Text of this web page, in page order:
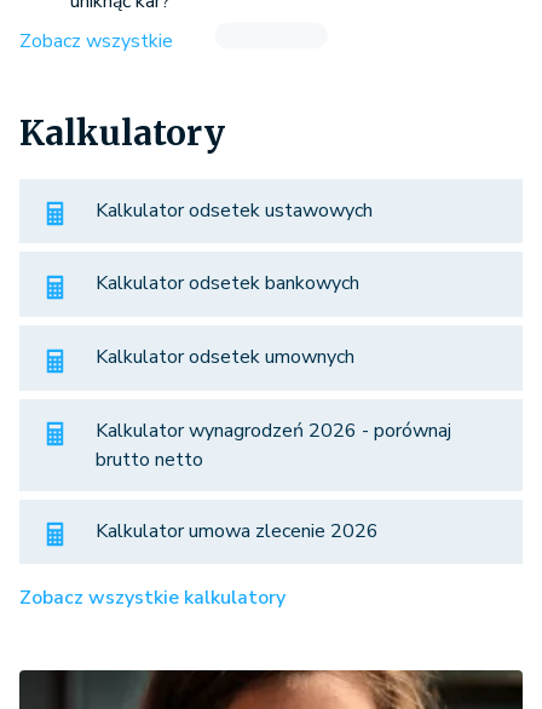
Zobacz wszystkie
Kalkulatory
Kalkulator odsetek ustawowych
Kalkulator odsetek bankowych
Kalkulator odsetek umownych
Kalkulator wynagrodzeń 2026 - porównaj
brutto netto
Kalkulator umowa zlecenie 2026
Zobacz wszystkie kalkulatory